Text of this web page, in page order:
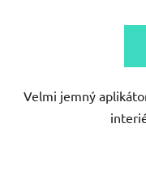
Velmi jemný